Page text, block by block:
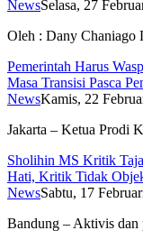
NewsSelasa, 27
Oleh : Dany Chaniago
Pemerintah Harus
Masa Transisi Pasca
NewsKamis, 22
Jakarta – Ketua Prodi
Sholihin MS Kritik
Hati, Kritik Tidak
NewsSabtu, 17
Bandung – Aktivis